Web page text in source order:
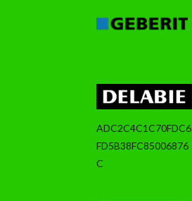
ADC2C4C1C70FDC6
FD5B38FC85006876
C